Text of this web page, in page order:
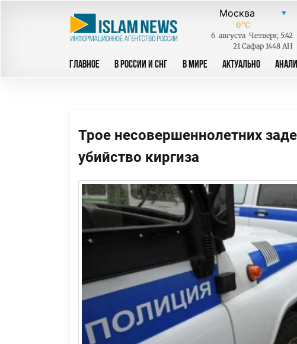
0°C
6 августа Четверг, 5:42
21 Сафар 1448 AH
ГЛАВНОЕ В РОССИИ И СНГ В МИРЕ АКТУАЛЬНО
Трое несовершеннолетних
убийство киргиза